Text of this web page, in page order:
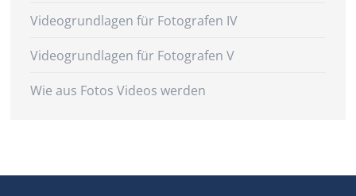
Videogrundlagen für Fotografen IV
Videogrundlagen für Fotografen V
Wie aus Fotos Videos werden